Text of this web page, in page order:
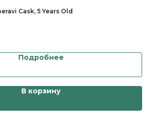
Cask, 5 Years Old
Подробнее
В корзину